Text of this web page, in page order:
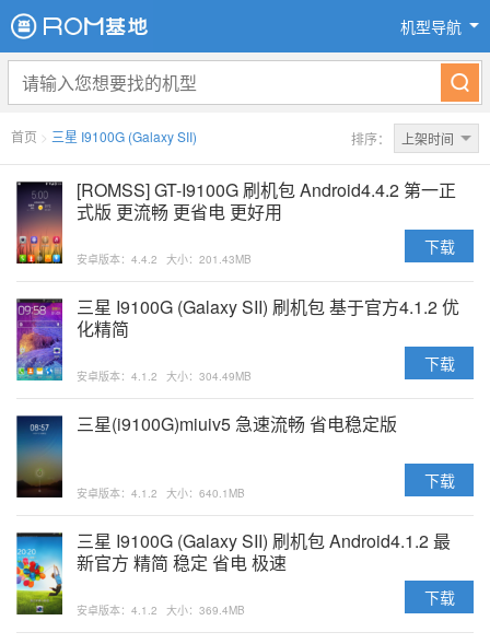
机型导航
首页 > 三星 I9100G (Galaxy SII) 排序： 上架时间
[ROMSS] GT-I9100G 刷机包 Android4.4.2 第一正
式版 更流畅 更省电 更好用
安卓版本：4.4.2 大小：201.43MB
下载
三星 I9100G (Galaxy SII) 刷机包 基于官方4.1.2 优
化精简
安卓版本：4.1.2 大小：304.49MB
下载
三星(i9100G)miuiv5 急速流畅 省电稳定版
安卓版本：4.1.2 大小：640.1MB
下载
三星 I9100G (Galaxy SII) 刷机包 Android4.1.2 最
新官方 精简 稳定 省电 极速
安卓版本：4.1.2 大小：369.4MB
下载